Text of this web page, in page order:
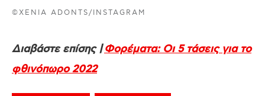
©XENIA ADONTS/INSTAGRAM
Διαβάστε επίσης |Φορέματα: Οι 5 τάσεις για το
φθινόπωρο 2022